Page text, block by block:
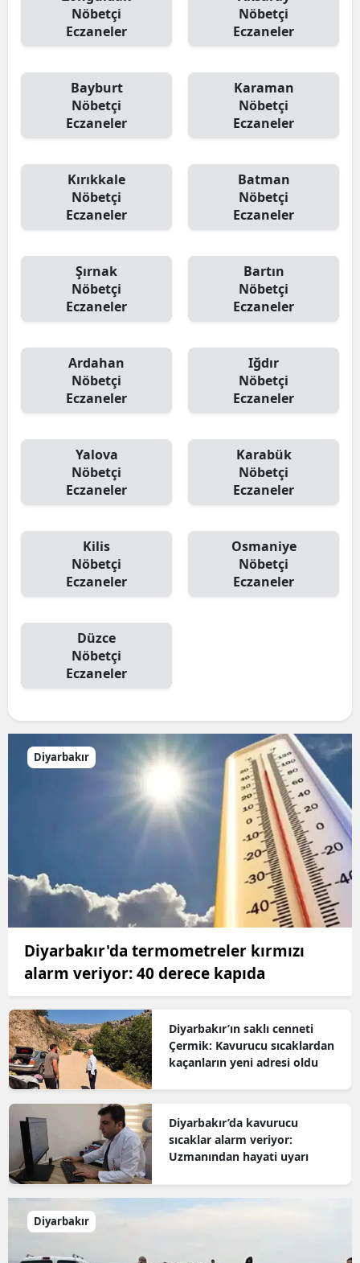
Nöbetçi
Eczaneler
Nöbetçi
Eczaneler
Bayburt
Nöbetçi
Eczaneler
Karaman
Nöbetçi
Eczaneler
Kırıkkale
Nöbetçi
Eczaneler
Batman
Nöbetçi
Eczaneler
Şırnak
Nöbetçi
Eczaneler
Bartın
Nöbetçi
Eczaneler
Ardahan
Nöbetçi
Eczaneler
Iğdır
Nöbetçi
Eczaneler
Yalova
Nöbetçi
Eczaneler
Karabük
Nöbetçi
Eczaneler
Kilis
Nöbetçi
Eczaneler
Osmaniye
Nöbetçi
Eczaneler
Düzce
Nöbetçi
Eczaneler
Diyarbakır
Diyarbakır'da termometreler kırmızı
alarm veriyor: 40 derece kapıda
Diyarbakır’ın saklı cenneti
Çermik: Kavurucu sıcaklardan
kaçanların yeni adresi oldu
Diyarbakır’da kavurucu
sıcaklar alarm veriyor:
Uzmanından hayati uyarı
Diyarbakır